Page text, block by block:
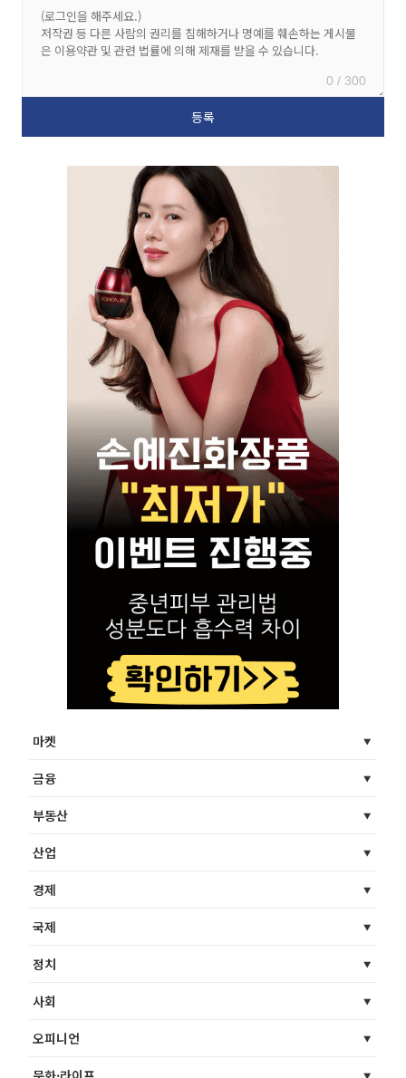
0 / 300
마켓
금융
부동산
산업
경제
국제
정치
사회
오피니언